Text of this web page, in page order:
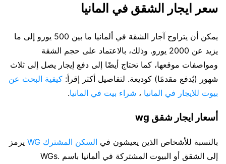
سعر ايجار الشقق في المانيا
يمكن أن يتراوح آجار الشقة في ألمانيا ما بين 500 يورو إلى ما
يزيد عن 2000 يورو. وذلك، بالاعتماد على حجم الشقة
ومواصفات موقعها، كما تحتاج أيضًا إلى دفع إيجار يصل إلى ثلاث
شهور (يُدفع مقدمًا) كوديعة. لتفاصيل أكثر إقرأ: كيفية البحث عن
بيوت للايجار في المانيا ، شراء بيت في المانيا.
أسعار ايجار شقق wg
بالنسبة للأشخاص الذين يعيشون في السكن المشترك WG
يرمز
إلى الشقق أو البيوت المشتركة في ألمانيا باسم WGs.